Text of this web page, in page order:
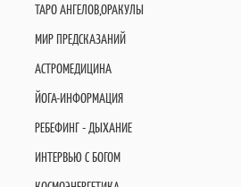
ТАРО АНГЕЛОВ,ОРАКУЛЫ
МИР ПРЕДСКАЗАНИЙ
АСТРОМЕДИЦИНА
ЙОГА-ИНФОРМАЦИЯ
РЕБЕФИНГ - ДЫХАНИЕ
ИНТЕРВЬЮ С БОГОМ